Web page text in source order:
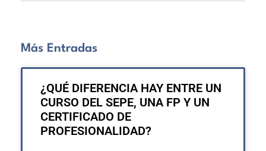
Más Entradas
¿QUÉ DIFERENCIA HAY ENTRE UN
CURSO DEL SEPE, UNA FP Y UN
CERTIFICADO DE
PROFESIONALIDAD?